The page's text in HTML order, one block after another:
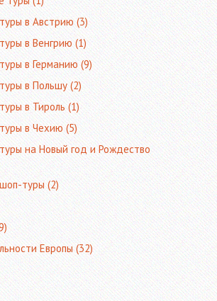
в Австрию(3)
в Венгрию(1)
в Германию(9)
в Польшу(2)
в Тироль(1)
в Чехию(5)
на Новый год и Рождество
туры(2)
Европы(32)